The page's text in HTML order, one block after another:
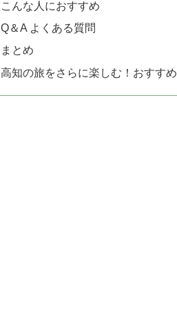
こんな人におすすめ
Q＆A よくある質問
まとめ
高知の旅をさらに楽しむ！おすす